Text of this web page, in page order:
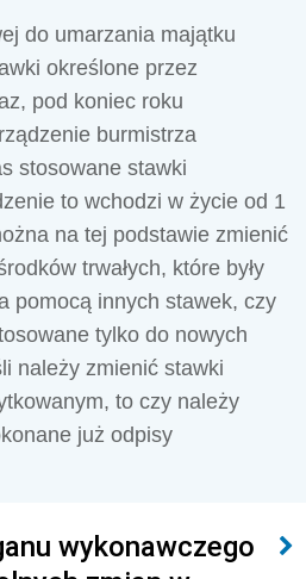
do umarzania majątku
określone przez
pod koniec roku
burmistrza
stosowane stawki
to wchodzi w życie od 1
na tej podstawie zmienić
trwałych, które były
pomocą innych stawek, czy
tylko do nowych
należy zmienić stawki
to czy należy
już odpisy
wykonawczego